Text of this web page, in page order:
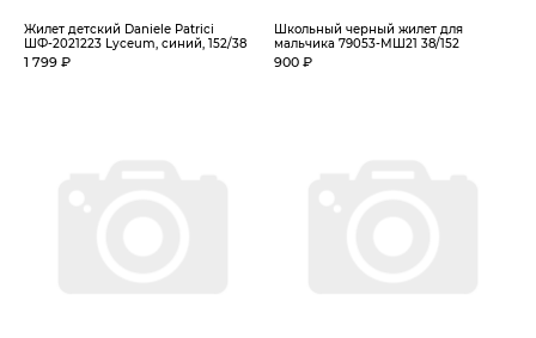
Жилет детский Daniele Patrici
ШФ-2021223 Lyceum, синий, 152/38
1 799 ₽
Школьный черный жилет для
мальчика 79053-МШ21 38/152
900 ₽